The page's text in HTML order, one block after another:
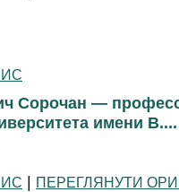
Сорочан —
имени В....
| ПЕРЕГЛЯНУТИ